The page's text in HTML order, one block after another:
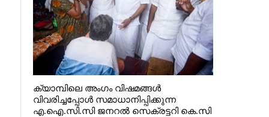
കൃഷിവകുപ്പ് മന്ത്രി ടി. സിദ്ദിഖ്, റെജി
ചെറിയാൻ എം. എൽ. എ എന്നിവർ സമീപം
ക്യാമ്പിലെ അംഗം വിഷമങ്ങൾ
വിവരിച്ചപ്പോൾ സമാധാനിപ്പിക്കുന്ന
എ.ഐ.സി.സി ജനറൽ സെക്രട്ടറി കെ.സി